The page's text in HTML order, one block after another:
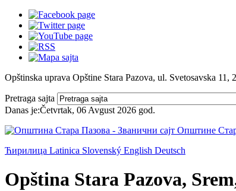
Opštinska uprava Opštine Stara Pazova, ul. Svetosavska 11,
Pretraga sajta
Danas je:Četvrtak, 06 Avgust 2026 god.
Ћирилица Latinica Slovenský English Deutsch
Opština Stara Pazova,